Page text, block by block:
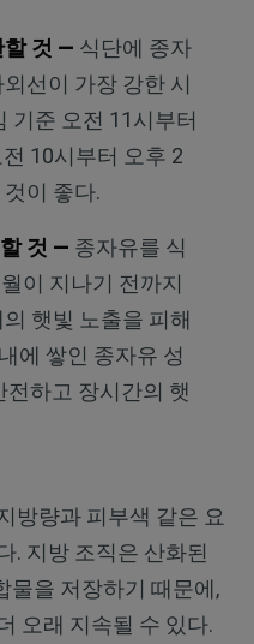
할 것 — 식단에 종자
선이 가장 강한 시
기준 오전 11시부터
10시부터 오후 2
이 좋다.
것 — 종자유를 식
이 지나기 전까지
햇빛 노출을 피해
에 쌓인 종자유 성
전하고 장시간의 햇
방량과 피부색 같은 요
. 지방 조직은 산화된
물을 저장하기 때문에,
오래 지속될 수 있다.